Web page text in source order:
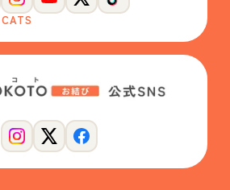
CATS